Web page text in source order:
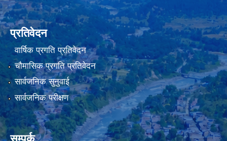
प्रतिवेदन
वार्षिक प्रगति प्रतिवेदन
चौमासिक प्रगति प्रतिवेदन
सार्वजनिक सुनुवाई
सार्वजनिक परीक्षण